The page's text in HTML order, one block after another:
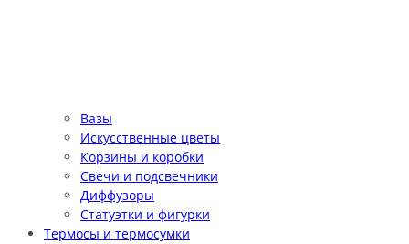
Вазы
Искусственные цветы
Корзины и коробки
Свечи и подсвечники
Диффузоры
Статуэтки и фигурки
Термосы и термосумки